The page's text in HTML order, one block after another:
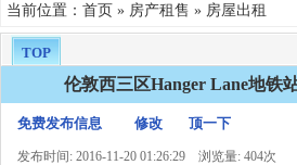
当前位置： 首页 » 房产租售 » 房屋出租
TOP
伦敦西三区Hanger Lane地铁
免费发布信息 修改 顶一下
发布时间: 2016-11-20 01:26:29 浏览量: 404次